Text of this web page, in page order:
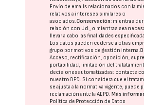
Envío de emails relacionados con la
relativos a intereses similares o
asociados.Conservación: mientras
relación con Ud., o mientras sea
llevar a cabo las finalidades
Los datos pueden cederse a otras
grupo por motivos de gestión interna.
Acceso, rectificación, oposición,
portabilidad, limitación del
decisiones automatizadas: contacte
nuestro DPD. Si considera que el
se ajusta a la normativa vigente, puede
reclamación ante laAEPD.Más
Política de Protección de Datos